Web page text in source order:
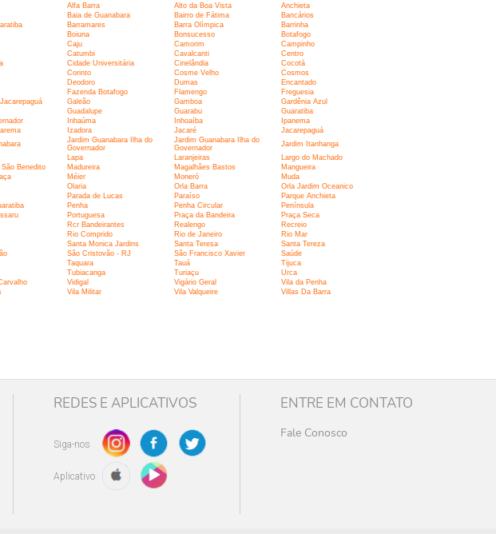
Alfa Barra Alto da Boa Vista
Anchieta
Baia de Guanabara Bairro de Fátima
Bancários
Barramares Barra Olímpica
Barrinha
Boiuna Bonsucesso
Botafogo
Caju Camorim
Campinho
Catumbi Cavalcanti
Centro
Cidade Universitária Cinelândia
Cocotá
Corinto Cosme Velho
Cosmos
Deodoro Dumas
Encantado
Fazenda Botafogo Flamengo
Freguesia
Galeão Gamboa
Gardênia Azul
Guadalupe Guarabu
Guaratiba
Inhaúma Inhoaíba
Ipanema
Izadora Jacaré
Jacarepaguá
Jardim Guanabara Ilha do
Governador
Jardim Guanabara Ilha do
Governador
Jardim Itanhanga
Lapa Laranjeiras
Largo do Machado
São Benedito Madureira Magalhães Bastos
Mangueira
Méier Moneró
Muda
Olaria Orla Barra
Orla Jardim Oceanico
Parada de Lucas Paraíso
Parque Anchieta
Penha Penha Circular
Península
Portuguesa Praça da Bandeira
Praça Seca
Rcr Bandeirantes Realengo
Recreio
Rio Comprido Rio de Janeiro
Rio Mar
Santa Monica Jardins Santa Teresa
Santa Tereza
São Cristovão - RJ São Francisco Xavier
Saúde
Taquara Tauá
Tijuca
Tubiacanga Turiaçu
Urca
Vidigal Vigário Geral
Vila da Penha
Vila Militar Vila Valqueire
Villas Da Barra
REDES E APLICATIVOS
Siga-nos
Aplicativo
ENTRE EM CONTATO
Fale Conosco